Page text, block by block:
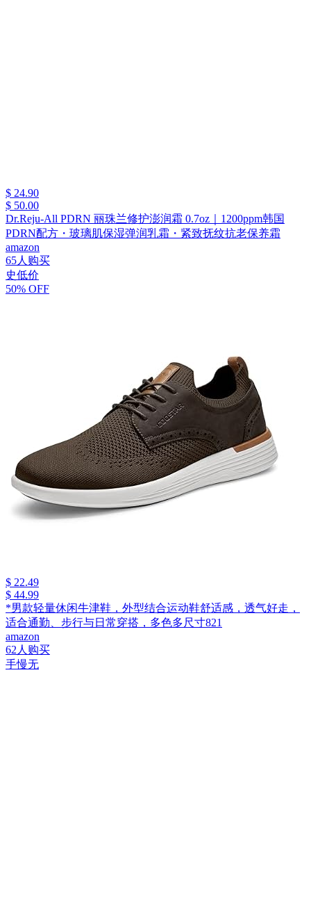
$ 24.90
$ 50.00
Dr.Reju-All PDRN 丽珠兰修护澎润霜 0.7oz｜1200ppm韩国
PDRN配方・玻璃肌保湿弹润乳霜・紧致抚纹抗老保养霜
amazon
65人购买
史低价
50% OFF
$ 22.49
$ 44.99
*男款轻量休闲牛津鞋，外型结合运动鞋舒适感，透气好走，
适合通勤、步行与日常穿搭，多色多尺寸821
amazon
62人购买
手慢无